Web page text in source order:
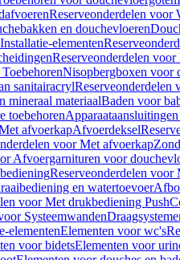
Reserveonderdelen voor
en douchevloeren
Installatie-elementen
Reserveonderdelen
Nisopbergboxen voor
sanitairacrylReserveonderdelen
mineraal materiaalBaden voor
toebehoren
afvoerkapAfvoerdeksel
voor Met afvoerkap
Afvoergarnituren voor
Reserveonderdelen voor
en watertoevoer
voor Met drukbediening
Systeemwanden
elementenElementen voor wc's
voor bidetsElementen voor